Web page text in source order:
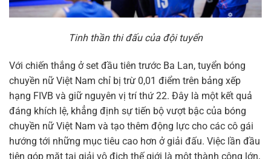
Tinh thần thi đấu của đội tuyển
Với chiến thắng ở set đầu tiên trước Ba Lan, tuyển bóng
chuyền nữ Việt Nam chỉ bị trừ 0,01 điểm trên bảng xếp
hạng FIVB và giữ nguyên vị trí thứ 22. Đây là một kết quả
đáng khích lệ, khẳng định sự tiến bộ vượt bậc của bóng
chuyền nữ Việt Nam và tạo thêm động lực cho các cô gái
hướng tới những mục tiêu cao hơn ở giải đấu. Việc lần đầu
tiên góp mặt tại giải vô địch thế giới là một thành công lớn,